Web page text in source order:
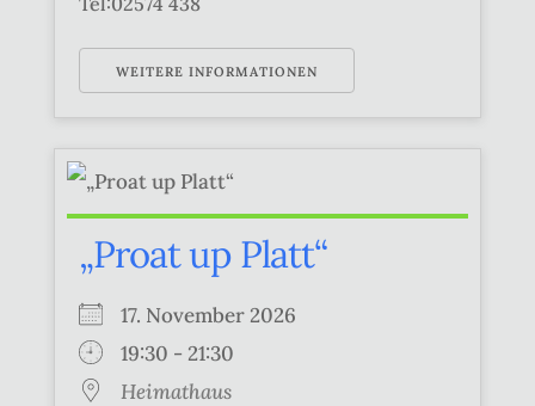
WEITERE INFORMATIONEN
„Proat up Platt“
17. November 2026
19:30 - 21:30
Heimathaus